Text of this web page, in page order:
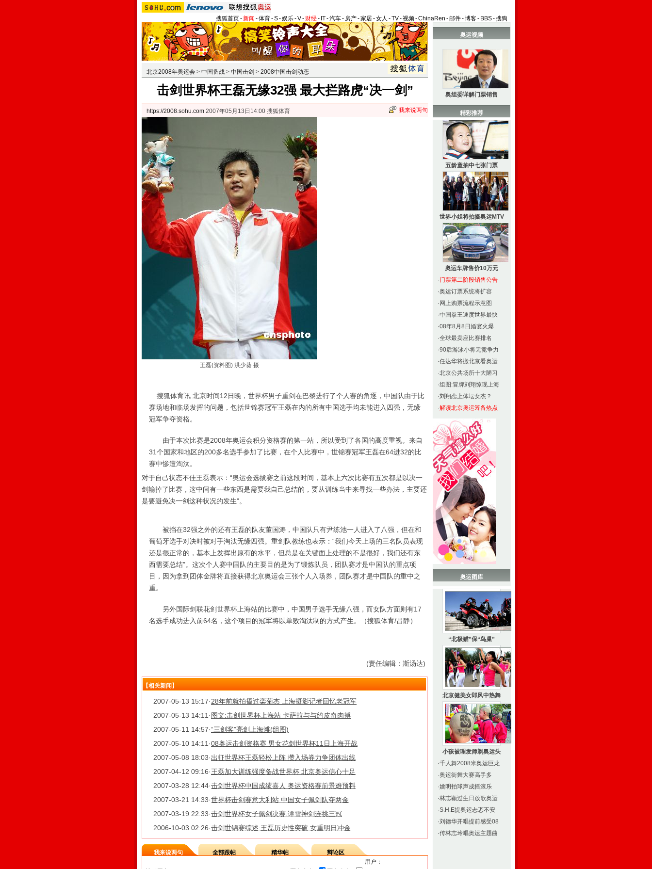
搜狐首页-新闻 -体育-S-娱乐-V- 财经- IT-汽车- 房产-家居-女人 -TV-视频-ChinaRen -邮件-博客- BBS-搜狗
北京2008年奥运会 > 中国备战 > 中国击剑 > 2008中国击剑动态
击剑世界杯王磊无缘32强 最大拦路虎“决一剑”
https://2008.sohu.com 2007年05月13日14:00 搜狐体育 我来说两句
王磊(资料图) 洪少葵 摄
搜狐体育讯 北京时间12日晚，世界杯男子重剑在巴黎进行了个人赛的角逐，中国队由于比
赛场地和临场发挥的问题，包括世锦赛冠军王磊在内的所有中国选手均未能进入四强，无缘
冠军争夺资格。
由于本次比赛是2008年奥运会积分资格赛的第一站，所以受到了各国的高度重视。来自
31个国家和地区的200多名选手参加了比赛，在个人比赛中，世锦赛冠军王磊在64进32的比
赛中惨遭淘汰。
对于自己状态不佳王磊表示：“奥运会选拔赛之前这段时间，基本上六次比赛有五次都是以决一
剑输掉了比赛，这中间有一些东西是需要我自己总结的，要从训练当中来寻找一些办法，主要还
是要避免决一剑这种状况的发生”。
被挡在32强之外的还有王磊的队友董国涛，中国队只有尹练池一人进入了八强，但在和
葡萄牙选手对决时被对手淘汰无缘四强。重剑队教练也表示：“我们今天上场的三名队员表现
还是很正常的，基本上发挥出原有的水平，但总是在关键面上处理的不是很好，我们还有东
西需要总结”。这次个人赛中国队的主要目的是为了锻炼队员，团队赛才是中国队的重点项
目，因为拿到团体金牌将直接获得北京奥运会三张个人入场券，团队赛才是中国队的重中之
重。
另外国际剑联花剑世界杯上海站的比赛中，中国男子选手无缘八强，而女队方面则有17
名选手成功进入前64名，这个项目的冠军将以单败淘汰制的方式产生。（搜狐体育/吕静）
(责任编辑：斯汤达)
【相关新闻】
2007-05-13 15:17·28年前就拍摄过栾菊杰 上海摄影记者回忆老冠军
2007-05-13 14:11 · 图文:击剑世界杯上海站 卡萨拉与与约皮奇肉搏
2007-05-11 14:57·“三剑客”亮剑上海滩(组图)
2007-05-10 14:11 ·08奥运击剑资格赛 男女花剑世界杯11日上海开战
2007-05-08 18:03·出征世界杯王磊轻松上阵 攒入场券力争团体出线
2007-04-12 09:16·王磊加大训练强度备战世界杯 北京奥运信心十足
2007-03-28 12:44·击剑世界杯中国成绩喜人 奥运资格赛前景难预料
2007-03-21 14:33·世界杯击剑赛意大利站 中国女子佩剑队夺两金
2007-03-19 22:33·击剑世界杯女子佩剑决赛:谭雪神剑连挑三冠
2006-10-03 02:26·击剑世锦赛综述:王磊历史性突破 女重明日冲金
我来说两句 全部跟帖 精华帖
辩论区
用户：
奥运视频
奥组委详解门票销售
精彩推荐
五龄童抽中七张门票
世界小姐将拍摄奥运MTV
奥运车牌售价10万元
·门票第二阶段销售公告
·奥运订票系统将扩容
· 网上购票流程示意图
·中国拳王速度世界最快
·08年8月8日婚宴火爆
·全球最卖座比赛排名
·90后游泳小将无竞争力
·任达华将搬北京看奥运
·北京公共场所十大陋习
·组图:冒牌刘翔惊现上海
·刘翔恋上体坛女杰？
·解读北京奥运筹备热点
奥运图库
“北极猫”保“鸟巢”
北京健美女郎风中热舞
小孩被理发师剃奥运头
·千人舞2008米奥运巨龙
·奥运街舞大赛高手多
·姚明拍球声成摇滚乐
·林志颖过生日放歌奥运
·S.H.E提奥运忐忑不安
·刘德华开唱提前感受08
·传林志玲唱奥运主题曲